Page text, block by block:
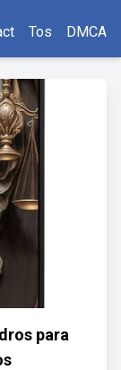
Tos DMCA
para